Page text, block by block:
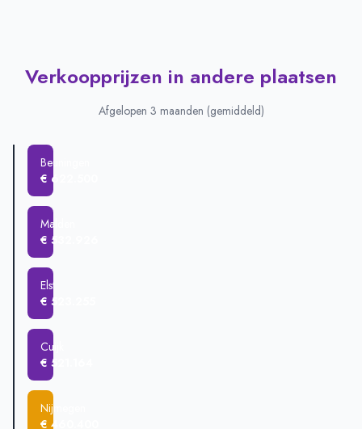
Verkoopprijzen in andere plaatsen
Afgelopen 3 maanden (gemiddeld)
Beuningen
€ 622.500
Malden
€ 532.926
Elst
€ 523.255
Cuijk
€ 521.164
Nijmegen
€ 460.400